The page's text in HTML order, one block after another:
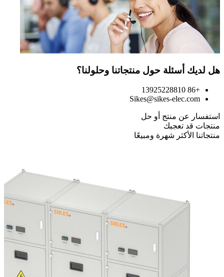
هل لديك أسئلة حول منتجاتنا وحلولنا؟
+86 13925228810
Sikes@sikes-elec.com
استفسار عن منتج أو حل
منتجات قد تعجبك
منتجاتنا الأكثر شهرة ومبيعًا